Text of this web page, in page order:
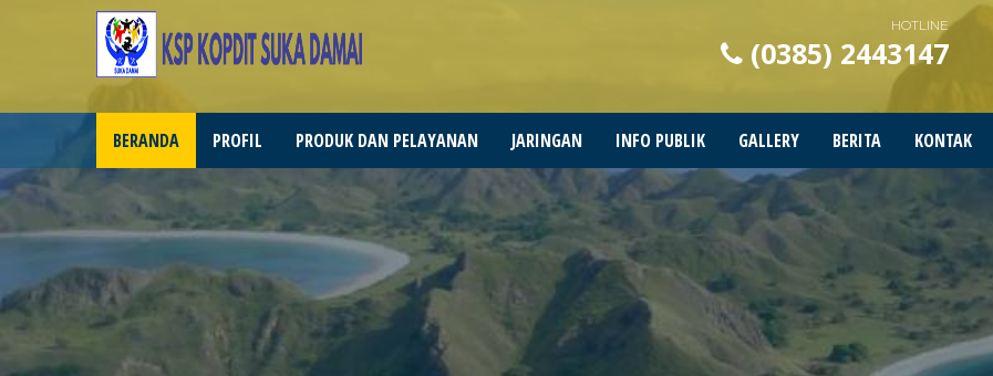
HOTLINE
(0385) 2443147
BERANDA PROFIL PRODUK DAN PELAYANAN JARINGAN INFO PUBLIK GALLERY BERITA KONTAK